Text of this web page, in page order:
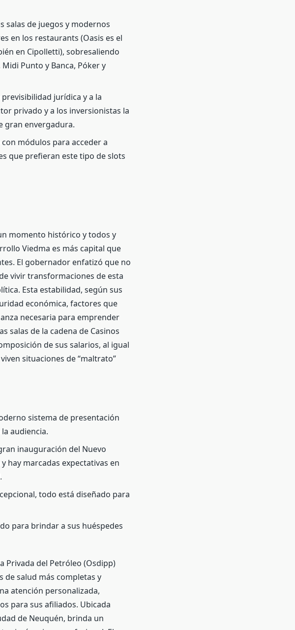
salas de juegos y modernos
en los restaurants (Oasis es el
en Cipolletti), sobresaliendo
Punto y Banca, Póker y
jurídica y a la
privado y a los inversionistas la
gran envergadura.
módulos para acceder a
que prefieran este tipo de slots
momento histórico y todos y
Viedma es más capital que
El gobernador enfatizó que no
vivir transformaciones de esta
Esta estabilidad, según sus
económica, factores que
necesaria para emprender
salas de la cadena de Casinos
de sus salarios, al igual
situaciones de “maltrato”
sistema de presentación
audiencia.
inauguración del Nuevo
hay marcadas expectativas en
todo está diseñado para
para brindar a sus huéspedes
Privada del Petróleo (Osdipp)
de salud más completas y
atención personalizada,
para sus afiliados. Ubicada
de Neuquén, brinda un